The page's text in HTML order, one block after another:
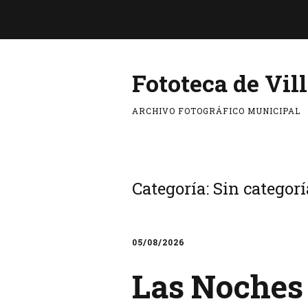
Fototeca de
ARCHIVO FOTOGRÁFICO MUNICIPAL
Categoría: Sin
05/08/2026
Las